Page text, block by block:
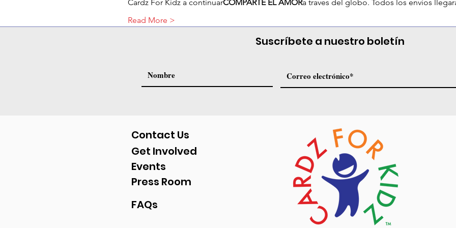
Cardz For Kidz a continuarCOMPARTE EL AMORa traves del globo. Todos los envíos
Read More >
Suscríbete a nuestro boletín
Contact Us
Get Involved
Events
Press Room
FAQs